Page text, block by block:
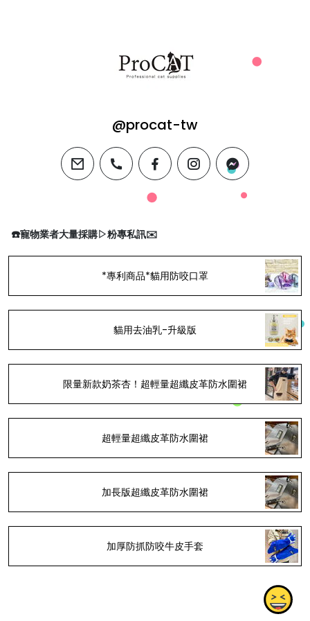
@procat-tw
email phone facebookinstagrammessenger
☎️寵物業者大量採購▷粉專私訊✉️
*專利商品*貓用防咬口罩
貓用去油乳-升級版
限量新款奶茶杏！超輕量超纖皮革防水圍裙
超輕量超纖皮革防水圍裙
加長版超纖皮革防水圍裙
加厚防抓防咬牛皮手套